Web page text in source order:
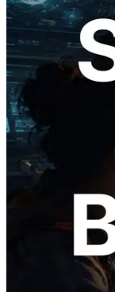
2026.05.24
Validators
Analyzer —
成時間與負